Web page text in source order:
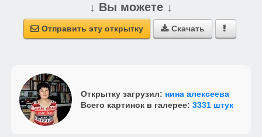
↓ Вы можете ↓
 Отправить эту открытку  Скачать 
Открытку загрузил: нина алексеева
Всего картинок в галерее: 3331 штук